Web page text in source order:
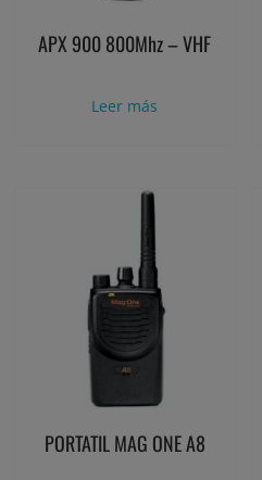
APX 900 800Mhz – VHF
Leer más
PORTATIL MAG ONE A8